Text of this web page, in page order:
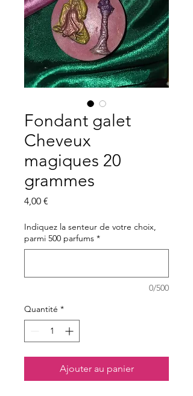
Fondant galet
Cheveux
magiques 20
grammes
4,00 €
Indiquez la senteur de votre choix,
parmi 500 parfums *
0/500
Quantité *
Ajouter au panier